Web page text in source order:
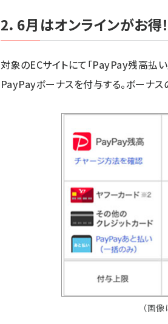
2．6月はオンラインがお得
対象のECサイトにて「PayPay残高払
PayPayボーナスを付与する。ボーナ
（画